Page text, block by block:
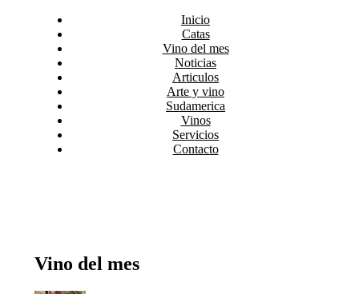
Inicio
Catas
Vino del mes
Noticias
Articulos
Arte y vino
Sudamerica
Vinos
Servicios
Contacto
Vino del mes